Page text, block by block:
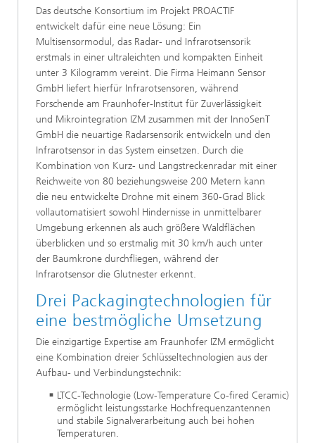
Das deutsche Konsortium im Projekt PROACTIF
entwickelt dafür eine neue Lösung: Ein
Multisensormodul, das Radar- und Infrarotsensorik
erstmals in einer ultraleichten und kompakten Einheit
unter 3 Kilogramm vereint. Die Firma Heimann Sensor
GmbH liefert hierfür Infrarotsensoren, während
Forschende am Fraunhofer-Institut für Zuverlässigkeit
und Mikrointegration IZM zusammen mit der InnoSenT
GmbH die neuartige Radarsensorik entwickeln und den
Infrarotsensor in das System einsetzen. Durch die
Kombination von Kurz- und Langstreckenradar mit einer
Reichweite von 80 beziehungsweise 200 Metern kann
die neu entwickelte Drohne mit einem 360-Grad Blick
vollautomatisiert sowohl Hindernisse in unmittelbarer
Umgebung erkennen als auch größere Waldflächen
überblicken und so erstmalig mit 30 km/h auch unter
der Baumkrone durchfliegen, während der
Infrarotsensor die Glutnester erkennt.
Drei Packagingtechnologien für
eine bestmögliche Umsetzung
Die einzigartige Expertise am Fraunhofer IZM ermöglicht
eine Kombination dreier Schlüsseltechnologien aus der
Aufbau- und Verbindungstechnik:
LTCC-Technologie (Low-Temperature Co-fired Ceramic)
ermöglicht leistungsstarke Hochfrequenzantennen
und stabile Signalverarbeitung auch bei hohen
Temperaturen.